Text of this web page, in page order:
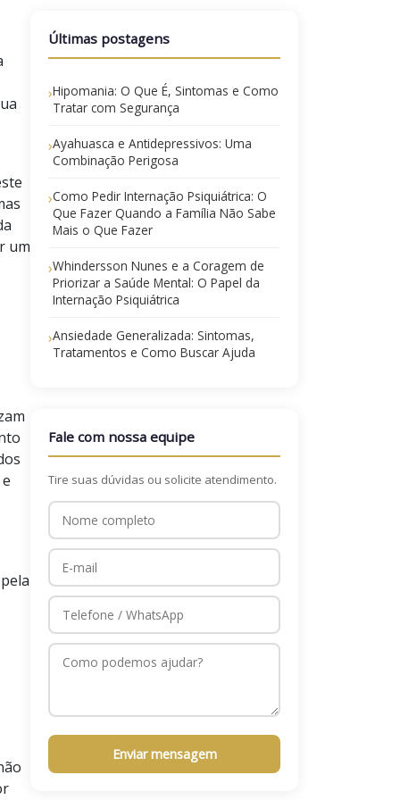
um
Últimas postagens
›Hipomania: O Que É, Sintomas e Como
Tratar com Segurança
›Ayahuasca e Antidepressivos: Uma
Combinação Perigosa
›Como Pedir Internação Psiquiátrica: O
Que Fazer Quando a Família Não Sabe
Mais o Que Fazer
›Whindersson Nunes e a Coragem de
Priorizar a Saúde Mental: O Papel da
Internação Psiquiátrica
›Ansiedade Generalizada: Sintomas,
Tratamentos e Como Buscar Ajuda
Fale com nossa equipe
Tire suas dúvidas ou solicite atendimento.
Enviar mensagem